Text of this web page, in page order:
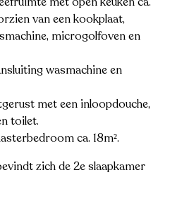
van een kookplaat,
microgolfoven en
wasmachine en
met een inloopdouche,
toilet.
ca. 18m².
zich de 2e slaapkamer